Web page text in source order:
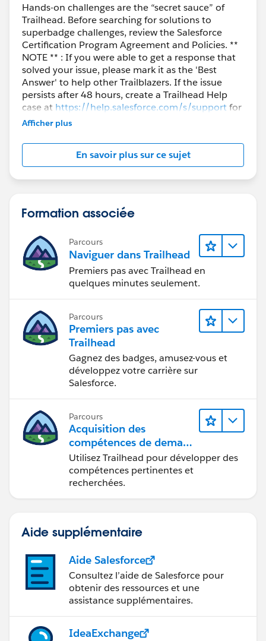
Hands-on challenges are the “secret sauce” of
Trailhead. Before searching for solutions to
superbadge challenges, review the Salesforce
Certification Program Agreement and Policies. **
NOTE ** : If you were able to get a response that
solved your issue, please mark it as the 'Best
Answer' to help other Trailblazers. If the issue
persists after 48 hours, create a Trailhead Help
case at https://help.salesforce.com/s/supportfor
further assistance.
Afficher plus
En savoir plus sur ce sujet
Formation associée
Parcours
Naviguer dans Trailhead
Premiers pas avec Trailhead en
quelques minutes seulement.
Parcours
Premiers pas avec
Trailhead
Gagnez des badges, amusez-vous et
développez votre carrière sur
Salesforce.
Parcours
Acquisition des
compétences de demain
avec Trailhead
Utilisez Trailhead pour développer des
compétences pertinentes et
recherchées.
Aide supplémentaire
Aide Salesforce
Consultez l’aide de Salesforce pour
obtenir des ressources et une
assistance supplémentaires.
IdeaExchange